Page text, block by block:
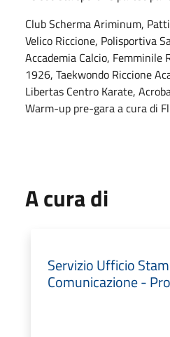
Club Scherma Ariminum,
Velico Riccione, Polisportiva
Accademia Calcio, Femminile
1926, Taekwondo Riccione
Libertas Centro Karate,
Warm-up pre-gara a cura di
A cura di
Servizio Ufficio
Comunicazione -